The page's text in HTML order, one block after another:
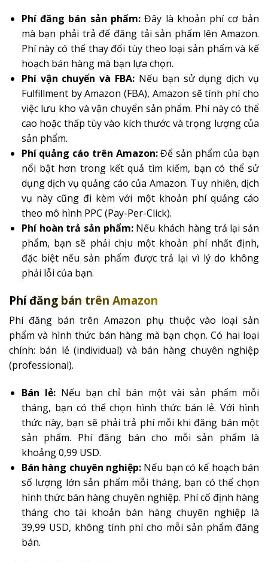
Phí đăng bán sản phẩm: Đây là khoản phí cơ bản
mà bạn phải trả để đăng tải sản phẩm lên Amazon.
Phí này có thể thay đổi tùy theo loại sản phẩm và kế
hoạch bán hàng mà bạn lựa chọn.
Phí vận chuyển và FBA: Nếu bạn sử dụng dịch vụ
Fulfillment by Amazon (FBA), Amazon sẽ tính phí cho
việc lưu kho và vận chuyển sản phẩm. Phí này có thể
cao hoặc thấp tùy vào kích thước và trọng lượng của
sản phẩm.
Phí quảng cáo trên Amazon:Để sản phẩm của bạn
nổi bật hơn trong kết quả tìm kiếm, bạn có thể sử
dụng dịch vụ quảng cáo của Amazon. Tuy nhiên, dịch
vụ này cũng đi kèm với một khoản phí quảng cáo
theo mô hình PPC (Pay-Per-Click).
Phí hoàn trả sản phẩm:Nếu khách hàng trả lại sản
phẩm, bạn sẽ phải chịu một khoản phí nhất định,
đặc biệt nếu sản phẩm được trả lại vì lý do không
phải lỗi của bạn.
Phí đăng bán trên Amazon
Phí đăng bán trên Amazon phụ thuộc vào loại sản
phẩm và hình thức bán hàng mà bạn chọn. Có hai loại
chính: bán lẻ (individual) và bán hàng chuyên nghiệp
(professional).
Bán lẻ:Nếu bạn chỉ bán một vài sản phẩm mỗi
tháng, bạn có thể chọn hình thức bán lẻ. Với hình
thức này, bạn sẽ phải trả phí mỗi khi đăng bán một
sản phẩm. Phí đăng bán cho mỗi sản phẩm là
khoảng 0,99 USD.
Bán hàng chuyên nghiệp:Nếu bạn có kế hoạch bán
số lượng lớn sản phẩm mỗi tháng, bạn có thể chọn
hình thức bán hàng chuyên nghiệp. Phí cố định hàng
tháng cho tài khoản bán hàng chuyên nghiệp là
39,99 USD, không tính phí cho mỗi sản phẩm đăng
bán.